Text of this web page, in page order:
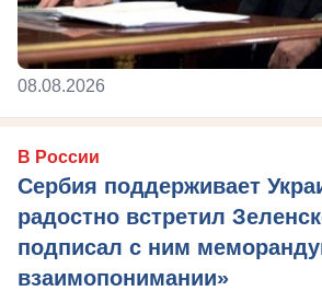
08.08.2026
В России
Сербия поддерживает
радостно встретил
подписал с ним
взаимопонимании»